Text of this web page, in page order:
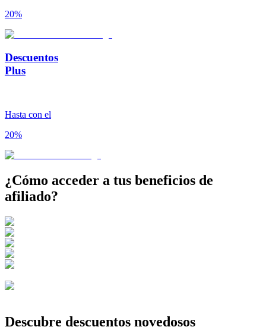
20%
Descuentos
Plus
Hasta con el
20%
¿Cómo acceder a tus beneficios de
afiliado?
Descubre descuentos novedosos